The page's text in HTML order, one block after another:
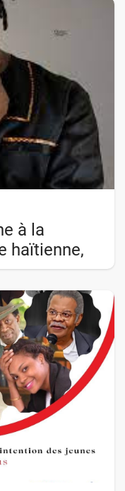
à la
haïtienne,
la société,